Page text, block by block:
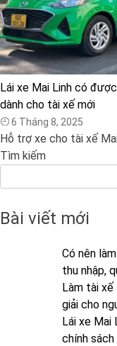
Lái xe Mai Linh có
dành cho tài xế mới
6 Tháng 8, 2025
Hỗ trợ xe cho tài xế
Tìm kiếm
Bài viết mới
Có nên
thu nhập,
Làm tài
giải cho
Lái xe Mai
chính